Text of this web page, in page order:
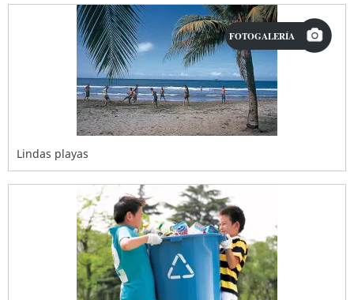
FOTOGALERÍA
Lindas playas